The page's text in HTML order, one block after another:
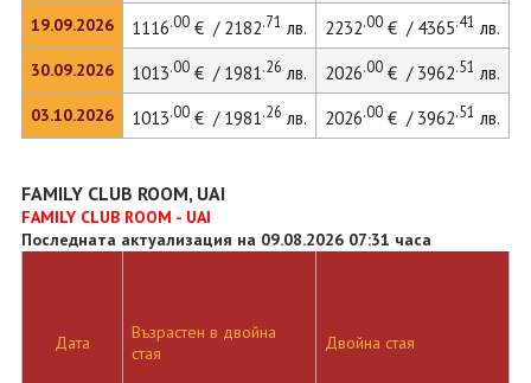
19.09.2026
30.09.2026
03.10.2026
1116.00€ / 2182.71 лв. 2232.00€ / 4365.41 лв.
1013.00€ / 1981.26 лв. 2026.00€ / 3962.51 лв.
1013.00€ / 1981.26 лв. 2026.00€ / 3962.51 лв.
FAMILY CLUB ROOM, UAI
FAMILY CLUB ROOM - UAI
Последната актуализация на 09.08.2026 07:31 часа
Дата
Възрастен в двойна
стая
Двойна стая